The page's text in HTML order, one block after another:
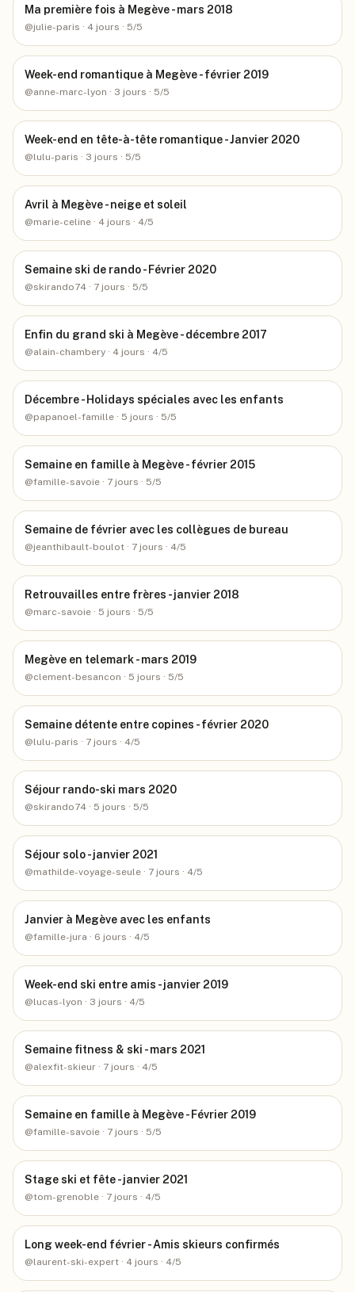
Ma première fois à Megève - mars 2018
@julie-paris · 4 jours · 5/5
Week-end romantique à Megève - février 2019
@anne-marc-lyon · 3 jours · 5/5
Week-end en tête-à-tête romantique - Janvier 2020
@lulu-paris · 3 jours · 5/5
Avril à Megève - neige et soleil
@marie-celine · 4 jours · 4/5
Semaine ski de rando - Février 2020
@skirando74 · 7 jours · 5/5
Enfin du grand ski à Megève - décembre 2017
@alain-chambery · 4 jours · 4/5
Décembre - Holidays spéciales avec les enfants
@papanoel-famille · 5 jours · 5/5
Semaine en famille à Megève - février 2015
@famille-savoie · 7 jours · 5/5
Semaine de février avec les collègues de bureau
@jeanthibault-boulot · 7 jours · 4/5
Retrouvailles entre frères - janvier 2018
@marc-savoie · 5 jours · 5/5
Megève en telemark - mars 2019
@clement-besancon · 5 jours · 5/5
Semaine détente entre copines - février 2020
@lulu-paris · 7 jours · 4/5
Séjour rando-ski mars 2020
@skirando74 · 5 jours · 5/5
Séjour solo - janvier 2021
@mathilde-voyage-seule · 7 jours · 4/5
Janvier à Megève avec les enfants
@famille-jura · 6 jours · 4/5
Week-end ski entre amis - janvier 2019
@lucas-lyon · 3 jours · 4/5
Semaine fitness & ski - mars 2021
@alexfit-skieur · 7 jours · 4/5
Semaine en famille à Megève - Février 2019
@famille-savoie · 7 jours · 5/5
Stage ski et fête - janvier 2021
@tom-grenoble · 7 jours · 4/5
Long week-end février - Amis skieurs confirmés
@laurent-ski-expert · 4 jours · 4/5